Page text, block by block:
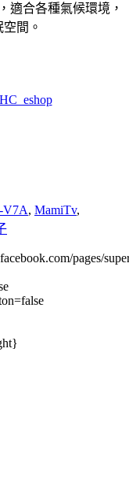
適合各種氣候環境，
間。
V7A, MamiTv,
pages/